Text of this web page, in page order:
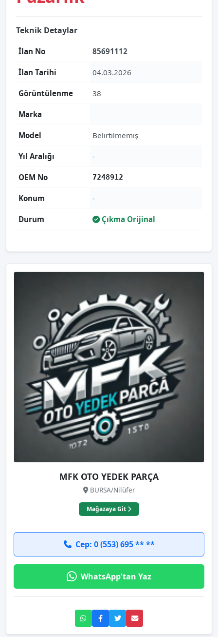
Teknik Detaylar
İlan No 85691112
İlan Tarihi 04.03.2026
Görüntülenme 38
Marka
Model Belirtilmemiş
Yıl Aralığı -
OEM No 7248912
Konum -
Durum Çıkma Orijinal
MFK OTO YEDEK PARÇA
BURSA/Nilüfer
Mağazaya Git
Cep: 0 (553) 695 ** **
WhatsApp'tan Yaz